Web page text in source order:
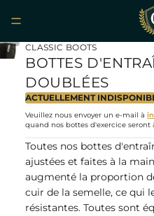
LA
VIDÉO
VIDÉO
CLASSIC BOOTS
BOTTES
DOUBLÉES
ACTUELLEMENT
Veuillez nous envoyer un e-mail à
quand nos bottes d'exercice seront
Toutes nos bottes
ajustées et faites à la
augmenté la proportion
cuir de la semelle, ce qui
résistantes. Toutes sont